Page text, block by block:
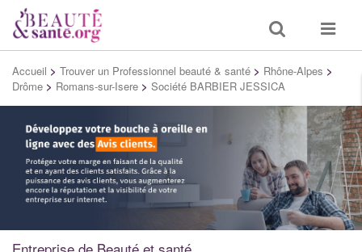
Toggle
search
Toggle
Accueil > Trouver un Professionnel beauté & santé > Rhône-Alpes >
Drôme > Romans-sur-Isere > Société BARBIER JESSICA